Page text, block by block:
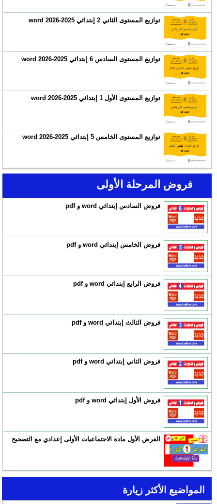
توازيع المستوى الثاني 2 إبتدائي 2025-2026 word
توازيع المستوى السادس 6 إبتدائي 2025-2026 word
توازيع المستوى الأول 1 إبتدائي 2025-2026 word
توازيع المستوى الخامس 5 إبتدائي 2025-2026 word
فروض المرحلة الأولى
فروض السادس إبتدائي word و pdf
فروض الخامس إبتدائي word و pdf
فروض الرابع إبتدائي word و pdf
فروض الثالث إبتدائي word و pdf
فروض الثاني إبتدائي word و pdf
فروض الأول إبتدائي word و pdf
الفرض الأول مادة الاجتماعيات الأولى إعدادي مع التصحيح
المواضيع الأكثر زيارة